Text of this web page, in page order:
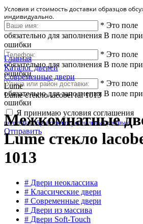
Условия и стоимость доставки образцов
индивидуально.
* Это поле
обязательно для заполнения В поле
ошибки
* Это поле
обязательно для заполнения В поле
ошибки
* Это поле
обязательно для заполнения В поле
ошибки
Я принимаю условия соглашения
политики обработки персональных данных
Отправить
Главная
Каталог дверей
Современные двери
Lume
Lume стекло lacobel ral 1013
Межкомнатные
Lume стекло
1013
# Двери неоклассика
# Классические двери
# Современные двери
# Двери из массива
# Двери Soft-Touch